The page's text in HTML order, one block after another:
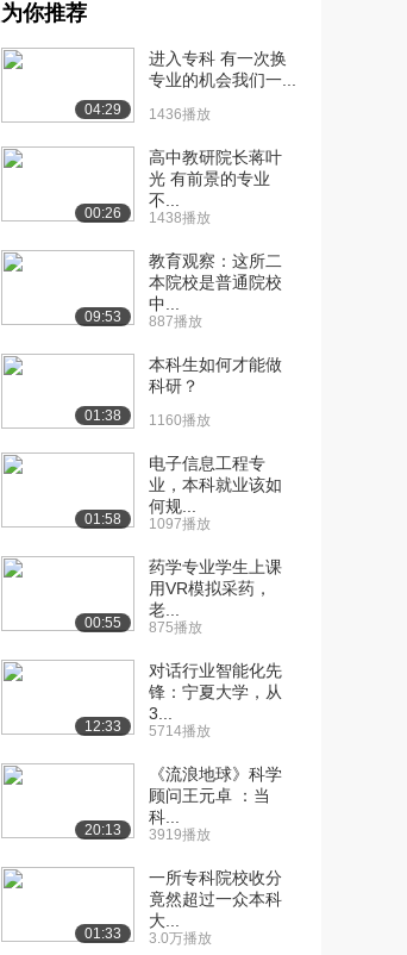
半导体二极管（...
[7] 河北师范大学公开课：
半导体二极管（...
07:33
[8] 河北师范大学公开课：
非线性电路的分...
07:33
[9] 河北师范大学公开课：
特殊二极管
7999播放
07:33
[10] 河北师范大学公开
课：晶体管及其特性...
03:38
[11] 河北师范大学公开
课：晶体管及其特性...
04:42
[12] 河北师范大学公开
课：晶体管及其特性...
04:25
[13] 河北师范大学公开
课：晶体管及其特性...
07:31
课：晶体管及其特性...
课：放大电路的主要...
[16] 河北师范大学公开
为你推荐
04:29
进入专科 有一次换
专业的机会我们一...
1436播放
00:26
高中教研院长蒋叶
光 有前景的专业
不...
1438播放
09:53
教育观察：这所二
本院校是普通院校
中...
887播放
01:38
本科生如何才能做
科研？
1160播放
01:58
电子信息工程专
业，本科就业该如
何规...
1097播放
00:55
药学专业学生上课
用VR模拟采药，
老...
875播放
12:33
对话行业智能化先
锋：宁夏大学，从
3...
5714播放
20:13
《流浪地球》科学
顾问王元卓 ：当
科...
3919播放
01:33
一所专科院校收分
竟然超过一众本科
大...
3.0万播放